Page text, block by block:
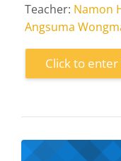
Teacher: Namon
Angsuma
Click to